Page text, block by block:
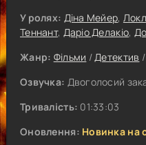
У ролях: Діна Мейер,
Теннант, Даріо Делакіо,
Жанр: Фільми /Детектив /
Озвучка: Двоголосий
Тривалість: 01:33:03
Оновлення: Новинка на